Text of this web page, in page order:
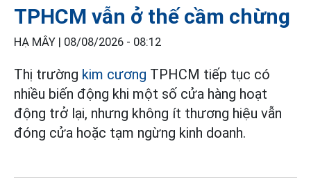
TPHCM vẫn ở thế cầm chừng
HẠ MÂY | 08/08/2026 - 08:12
Thị trường kim cương TPHCM tiếp tục có
nhiều biến động khi một số cửa hàng hoạt
động trở lại, nhưng không ít thương hiệu vẫn
đóng cửa hoặc tạm ngừng kinh doanh.